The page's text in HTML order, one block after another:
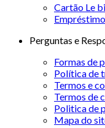
Cartão Le
Perguntas e
Formas de
Política de
Termos e
Termos de
Politica de
Mapa do